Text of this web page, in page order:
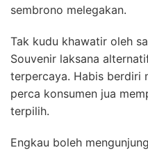
sembrono melegakan.
Tak kudu khawatir oleh
Souvenir laksana
terpercaya. Habis berdiri
perca konsumen jua
terpilih.
Engkau boleh